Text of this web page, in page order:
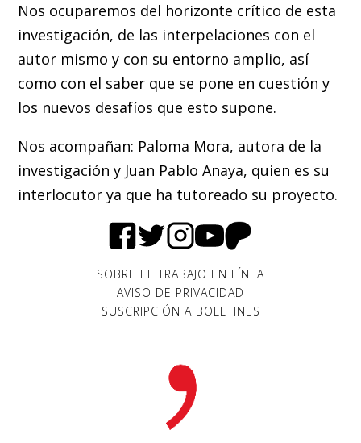
Nos ocuparemos del horizonte crítico de esta
investigación, de las interpelaciones con el
autor mismo y con su entorno amplio, así
como con el saber que se pone en cuestión y
los nuevos desafíos que esto supone.
Nos acompañan: Paloma Mora, autora de la
investigación y Juan Pablo Anaya, quien es su
interlocutor ya que ha tutoreado su proyecto.
SOBRE EL TRABAJO EN LÍNEA
AVISO DE PRIVACIDAD
SUSCRIPCIÓN A BOLETINES